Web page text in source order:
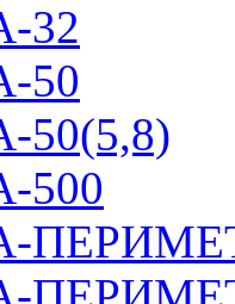
32
50
50(5,8)
500